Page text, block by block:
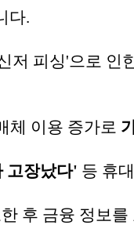
다.
저 피싱'으로 인
체 이용 증가로
고장났다' 등 휴
후 금융 정보